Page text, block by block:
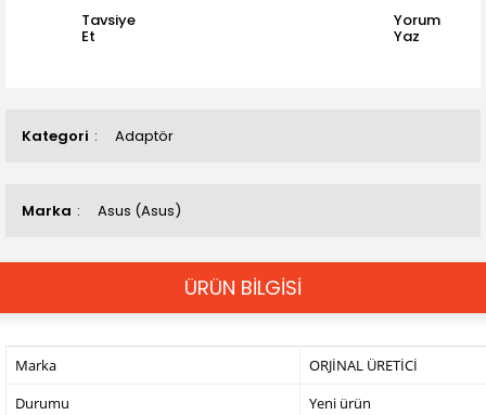
Kategori Adaptör
Marka Asus (Asus)
Tavsiye
Et
Yorum
Yaz
ÜRÜN BİLGİSİ
Marka
ORJİNAL ÜRETİCİ
Durumu
Yeni ürün